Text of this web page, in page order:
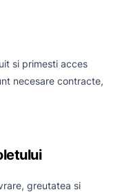
si primesti acces
necesare contracte,
greutatea si